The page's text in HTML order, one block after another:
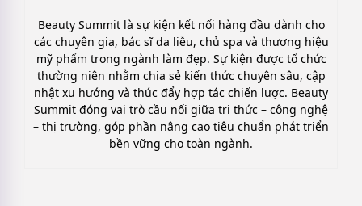
Beauty Summit là sự kiện kết nối hàng đầu dành cho
các chuyên gia, bác sĩ da liễu, chủ spa và thương hiệu
mỹ phẩm trong ngành làm đẹp. Sự kiện được tổ chức
thường niên nhằm chia sẻ kiến thức chuyên sâu, cập
nhật xu hướng và thúc đẩy hợp tác chiến lược. Beauty
Summit đóng vai trò cầu nối giữa tri thức – công nghệ
– thị trường, góp phần nâng cao tiêu chuẩn phát triển
bền vững cho toàn ngành.